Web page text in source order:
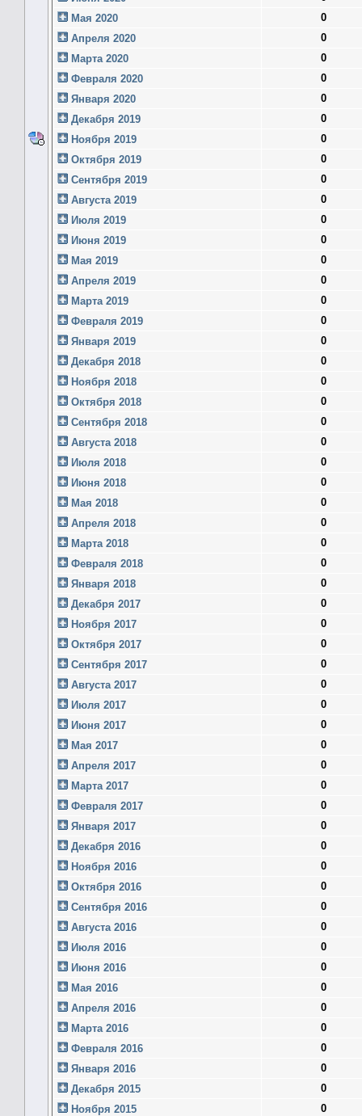
Мая 2020
0
Апреля 2020
0
Марта 2020
0
Февраля 2020
0
Января 2020
0
Декабря 2019
0
Ноября 2019
0
Октября 2019
0
Сентября 2019
0
Августа 2019
0
Июля 2019
0
Июня 2019
0
Мая 2019
0
Апреля 2019
0
Марта 2019
0
Февраля 2019
0
Января 2019
0
Декабря 2018
0
Ноября 2018
0
Октября 2018
0
Сентября 2018
0
Августа 2018
0
Июля 2018
0
Июня 2018
0
Мая 2018
0
Апреля 2018
0
Марта 2018
0
Февраля 2018
0
Января 2018
0
Декабря 2017
0
Ноября 2017
0
Октября 2017
0
Сентября 2017
0
Августа 2017
0
Июля 2017
0
Июня 2017
0
Мая 2017
0
Апреля 2017
0
Марта 2017
0
Февраля 2017
0
Января 2017
0
Декабря 2016
0
Ноября 2016
0
Октября 2016
0
Сентября 2016
0
Августа 2016
0
Июля 2016
0
Июня 2016
0
Мая 2016
0
Апреля 2016
0
Марта 2016
0
Февраля 2016
0
Января 2016
0
Декабря 2015
0
Ноября 2015
0